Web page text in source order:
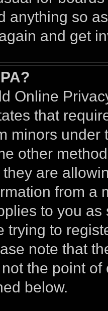
anything so
and get
Online
that
minors
other
are
from a
to you
trying to
note that
the point
below.